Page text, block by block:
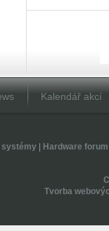
Kalendář akcí
systémy| Hardware forum
Tvorba